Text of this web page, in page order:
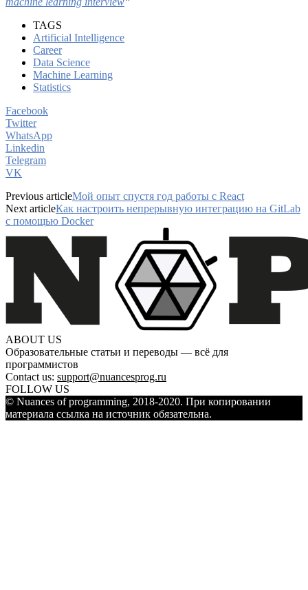
TAGS
Artificial Intelligence
Career
Data Science
Machine Learning
Statistics
Facebook
Twitter
WhatsApp
Linkedin
Telegram
VK
Previous articleМой опыт спустя год работы с React
Next articleКак настроить непрерывную интеграцию на GitLab
с помощью Docker
ABOUT US
Образовательные статьи и переводы — всё для
программистов
Contact us: support@nuancesprog.ru
FOLLOW US
© Nuances of programming, 2018-2020. При копировании
материала ссылка на источник обязательна.